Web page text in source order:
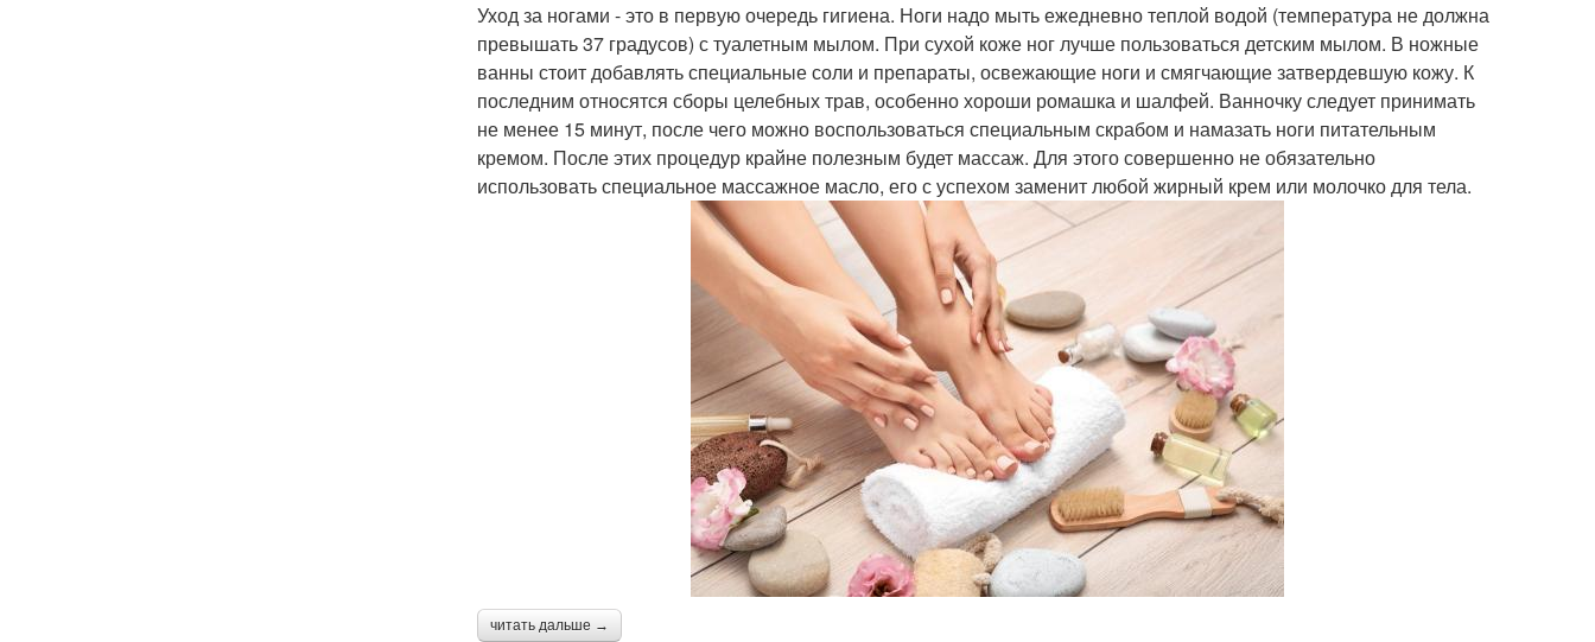
Уход за ногами - это в первую очередь гигиена. Ноги надо мыть ежедневно теплой водой (температура не должна
превышать 37 градусов) с туалетным мылом. При сухой коже ног лучше пользоваться детским мылом. В ножные
ванны стоит добавлять специальные соли и препараты, освежающие ноги и смягчающие затвердевшую кожу. К
последним относятся сборы целебных трав, особенно хороши ромашка и шалфей. Ванночку следует принимать
не менее 15 минут, после чего можно воспользоваться специальным скрабом и намазать ноги питательным
кремом. После этих процедур крайне полезным будет массаж. Для этого совершенно не обязательно
использовать специальное массажное масло, его с успехом заменит любой жирный крем или молочко для тела.
читать дальше →